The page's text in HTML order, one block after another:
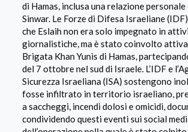
di Hamas, inclusa una relazione personale
Sinwar. Le Forze di Difesa Israeliane
che Eslaih non era solo impegnato in
giornalistiche, ma è stato coinvolto
Brigata Khan Yunis di Hamas,
del 7 ottobre nel sud di Israele. L’IDF e
Sicurezza Israeliana (ISA) sostengono
fosse infiltrato in territorio israeliano,
a saccheggi, incendi dolosi e omicidi,
condividendo questi eventi sui social